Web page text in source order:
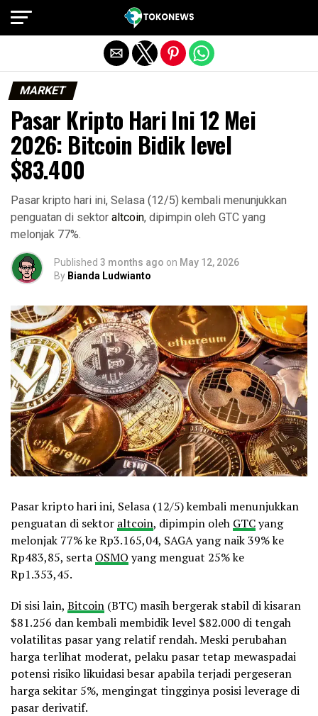
MARKET
Pasar Kripto Hari Ini 12 Mei
2026: Bitcoin Bidik level
$83.400
Pasar kripto hari ini, Selasa (12/5) kembali menunjukkan
penguatan di sektor altcoin, dipimpin oleh GTC yang
melonjak 77%.
Published 3 months ago on May 12, 2026
By Bianda Ludwianto
Pasar kripto hari ini, Selasa (12/5) kembali menunjukkan
penguatan di sektor altcoin, dipimpin oleh GTCyang
melonjak 77% ke Rp3.165,04, SAGA yang naik 39% ke
Rp483,85, serta OSMO yang menguat 25% ke
Rp1.353,45.
Di sisi lain, Bitcoin (BTC) masih bergerak stabil di kisaran
$81.256 dan kembali membidik level $82.000 di tengah
volatilitas pasar yang relatif rendah. Meski perubahan
harga terlihat moderat, pelaku pasar tetap mewaspadai
potensi risiko likuidasi besar apabila terjadi pergeseran
harga sekitar 5%, mengingat tingginya posisi leverage di
pasar derivatif.
Exit mobile version